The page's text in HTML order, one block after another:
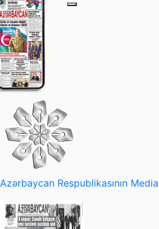
Azərbaycan Respublikasının